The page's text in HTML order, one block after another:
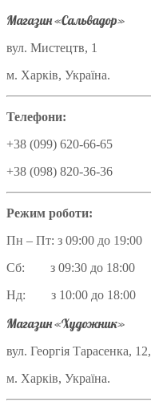
Магазин «Сальвадор»
вул. Мистецтв, 1
м. Харків, Україна.
Телефони:
+38 (099) 620-66-65
+38 (098) 820-36-36
Режим роботи:
Пн – Пт: з 09:00 до 19:00
Сб: з 09:30 до 18:00
Нд: з 10:00 до 18:00
Магазин «Художник»
вул. Георгія Тарасенка, 12,
м. Харків, Україна.